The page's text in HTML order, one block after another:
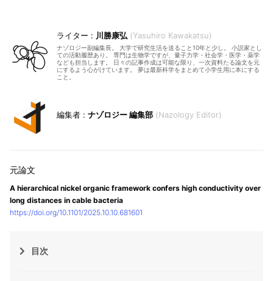
川勝康弘 Yasuhiro Kawakatsu
ナゾロジー副編集長。 大学で研究生活を送ること10年と少し。 小説家とし
ての活動履歴あり。 専門は生物学ですが、量子力学・社会学・医学・薬学
なども担当します。 日々の記事作成は可能な限り、一次資料たる論文を元
にするよう心がけています。 夢は最新科学をまとめて小学生用に本にする
こと。
ナゾロジー 編集部 Nazology Editor
A hierarchical nickel organic framework confers high conductivity over
long distances in cable bacteria
https://doi.org/10.1101/2025.10.10.681601
目次